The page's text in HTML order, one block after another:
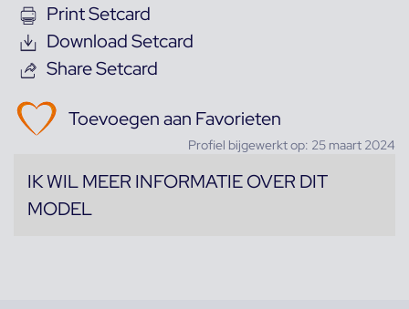
Print Setcard
Download Setcard
Share Setcard
Toevoegen aan Favorieten
Profiel bijgewerkt op: 25 maart 2024
IK WIL MEER INFORMATIE OVER DIT
MODEL